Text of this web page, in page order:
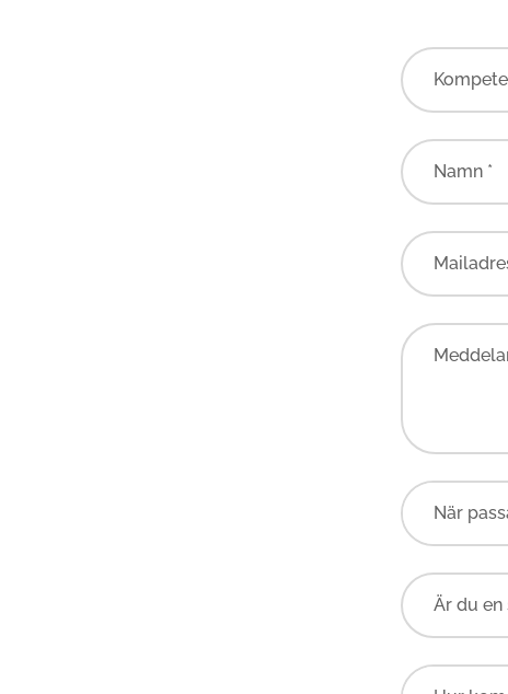
Namn *
Är du en